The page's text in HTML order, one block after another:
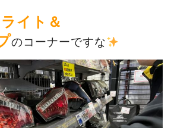
イト＆
のコーナーですな